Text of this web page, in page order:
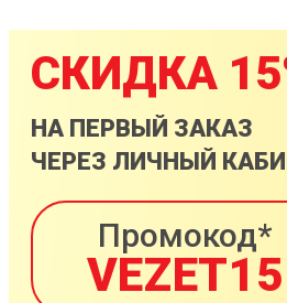
СКИДКА
НА ПЕРВЫЙ ЗАКАЗ
ЧЕРЕЗ ЛИЧНЫЙ
Промокод*
VEZET15